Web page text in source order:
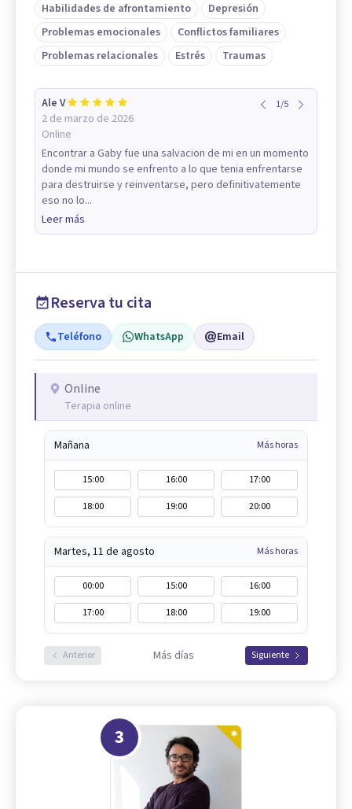
Habilidades de afrontamiento
Depresión
Problemas emocionales
Conflictos familiares
Problemas relacionales
Estrés Traumas
Ale V
2 de marzo de 2026
Online
1/5
Encontrar a Gaby fue una salvacion de mi en un momento
donde mi mundo se enfrento a lo que tenia enfrentarse
para destruirse y reinventarse, pero definitivatemente
eso no lo...
Leer más
Reserva tu cita
Teléfono WhatsApp Email
Online
Terapia online
Mañana Más horas
15:00 16:00
17:00
18:00
19:00 20:00
Martes, 11 de agosto Más horas
00:00 15:00
16:00
17:00
18:00 19:00
Anterior Más días Siguiente
3